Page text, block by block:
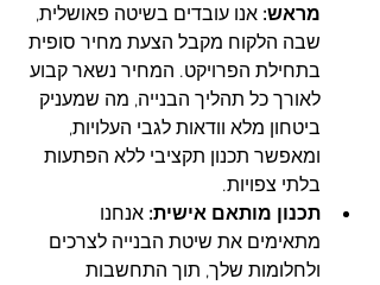
מראש: אנו עובדים בשיטה פאושלית,
שבה הלקוח מקבל הצעת מחיר סופית
בתחילת הפרויקט. המחיר נשאר קבוע
לאורך כל תהליך הבנייה, מה שמעניק
ביטחון מלא וודאות לגבי העלויות,
ומאפשר תכנון תקציבי ללא הפתעות
בלתי צפויות.
תכנון מותאם אישית: אנחנו
מתאימים את שיטת הבנייה לצרכים
ולחלומות שלך, תוך התחשבות